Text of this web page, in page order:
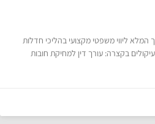
המלא ליווי משפטי מקצועי בהליכי חדלות
בקצרה: עורך דין למחיקת חובות